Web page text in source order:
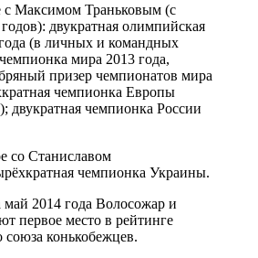
с Максимом Траньковым (с
двукратная олимпийская
(в личных и командных
мира 2013 года,
призер чемпионатов мира
чемпионка Европы
двукратная чемпионка России
со Станиславом
чемпионка Украины.
2014 года Волосожар и
первое место в рейтинге
конькобежцев.